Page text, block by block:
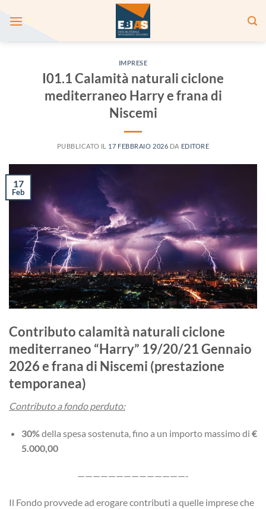
IMPRESE
I01.1 Calamità naturali ciclone
mediterraneo Harry e frana di
Niscemi
PUBBLICATO IL 17 FEBBRAIO 2026 DA EDITORE
17
Feb
Contributo calamità naturali ciclone
mediterraneo “Harry” 19/20/21 Gennaio
2026 e frana di Niscemi (prestazione
temporanea)
Contributo a fondo perduto:
30%della spesa sostenuta, fino a un importo massimo di €
5.000,00
——————————————-
Il Fondo provvede ad erogare contributi a quelle imprese che